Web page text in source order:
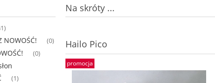
NOWOŚĆ! (0)
(0)
(1)
Na skróty ...
Hailo Pico
promocja